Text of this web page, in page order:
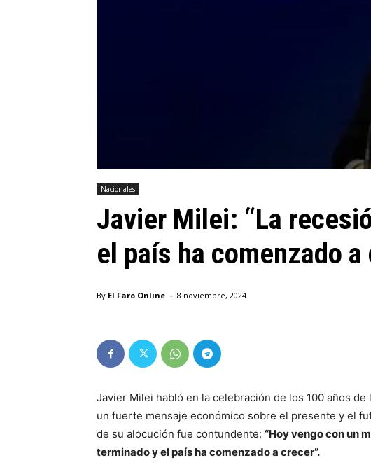
Nacionales
Javier Milei: “La
el país ha comenzado a
By El Faro Online - 8 noviembre, 2024
Javier Milei habló en la celebración de los 100 años
un fuerte mensaje económico sobre el presente y el
de su alocución fue contundente: “Hoy vengo con un
terminado y el país ha comenzado a crecer”.